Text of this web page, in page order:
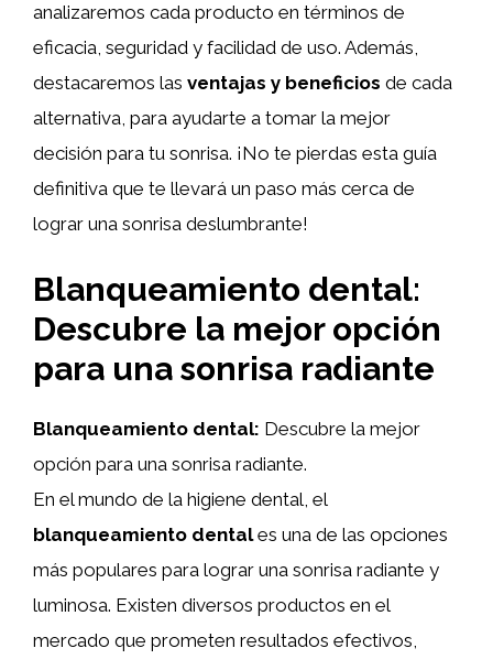
analizaremos cada producto en términos de
eficacia, seguridad y facilidad de uso. Además,
destacaremos las ventajas y beneficios de cada
alternativa, para ayudarte a tomar la mejor
decisión para tu sonrisa. ¡No te pierdas esta guía
definitiva que te llevará un paso más cerca de
lograr una sonrisa deslumbrante!
Blanqueamiento dental:
Descubre la mejor opción
para una sonrisa radiante
Blanqueamiento dental: Descubre la mejor
opción para una sonrisa radiante.
En el mundo de la higiene dental, el
blanqueamiento dentales una de las opciones
más populares para lograr una sonrisa radiante y
luminosa. Existen diversos productos en el
mercado que prometen resultados efectivos,